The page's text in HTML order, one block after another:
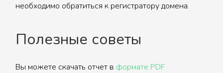
необходимо обратиться к регистратору домена.
Полезные советы
Вы можете скачать отчет в формате PDF